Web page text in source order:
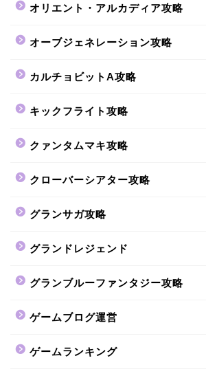
オリエント・アルカディア攻略
オーブジェネレーション攻略
カルチョビットA攻略
キックフライト攻略
クァンタムマキ攻略
クローバーシアター攻略
グランサガ攻略
グランドレジェンド
グランブルーファンタジー攻略
ゲームブログ運営
ゲームランキング